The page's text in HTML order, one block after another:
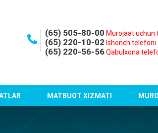
(65) 505-80-00 Murojaat uchun
(65) 220-10-02 Ishonch telefoni
(65) 220-56-56 Qabulxona
MATBUOT XIZMATI